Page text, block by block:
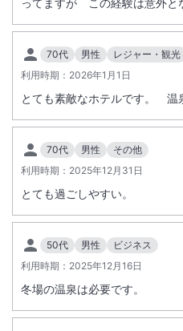
ってますが この経験は意外と
70代 男性
レジャー・観光
利用時期： 2026年1月1日
とても素敵なホテルです。 温
70代 男性
その他
利用時期： 2025年12月31日
とても過ごしやすい。
50代 男性
ビジネス
利用時期： 2025年12月16日
冬場の温泉は必要です。